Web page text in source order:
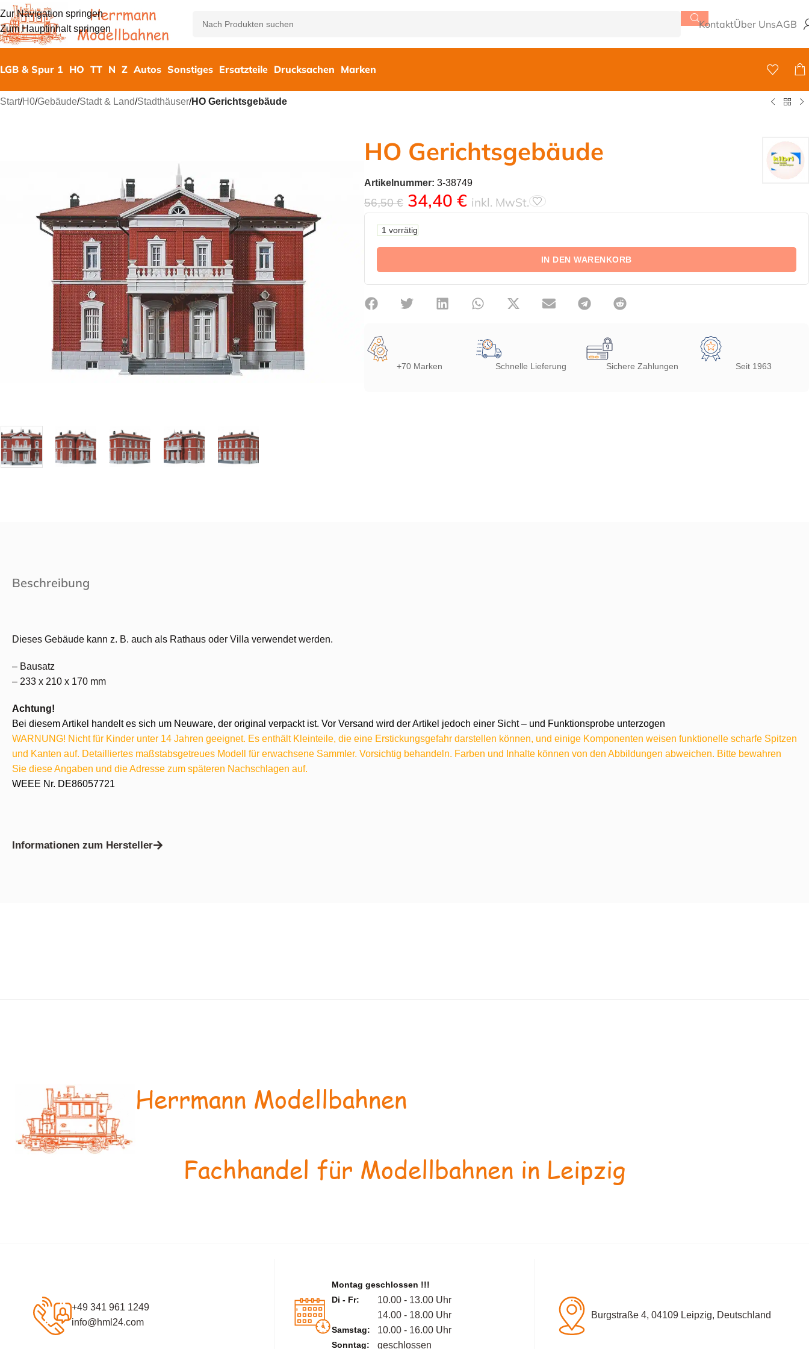
Zur Navigation springen
Zum Hauptinhalt springen
KontaktÜber UnsAGB
LGB & Spur 1 HO TT N Z Autos Sonstiges Ersatzteile Drucksachen Marken
Start/H0/Gebäude/Stadt & Land/Stadthäuser/HO Gerichtsgebäude
HO Gerichtsgebäude
Artikelnummer: 3-38749
56,50€ 34,40 € inkl. MwSt.
1 vorrätig
IN DEN WARENKORB
+70 Marken Schnelle Lieferung Sichere Zahlungen Seit 1963
Beschreibung
Dieses Gebäude kann z. B. auch als Rathaus oder Villa verwendet werden.
– Bausatz
– 233 x 210 x 170 mm
Achtung!
Bei diesem Artikel handelt es sich um Neuware, der original verpackt ist. Vor Versand wird der Artikel jedoch einer Sicht – und Funktionsprobe unterzogen
WARNUNG! Nicht für Kinder unter 14 Jahren geeignet. Es enthält Kleinteile, die eine Erstickungsgefahr darstellen können, und einige Komponenten weisen funktionelle scharfe Spitzen
und Kanten auf. Detailliertes maßstabsgetreues Modell für erwachsene Sammler. Vorsichtig behandeln. Farben und Inhalte können von den Abbildungen abweichen. Bitte bewahren
Sie diese Angaben und die Adresse zum späteren Nachschlagen auf.
WEEE Nr. DE86057721
Informationen zum Hersteller
Herrmann Modellbahnen
Fachhandel für Modellbahnen in Leipzig
+49 341 961 1249
info@hml24.com
Montag geschlossen !!!
Di - Fr:
10.00 - 13.00 Uhr
14.00 - 18.00 Uhr
Samstag: 10.00 - 16.00 Uhr
Sonntag: geschlossen
Burgstraße 4, 04109 Leipzig, Deutschland